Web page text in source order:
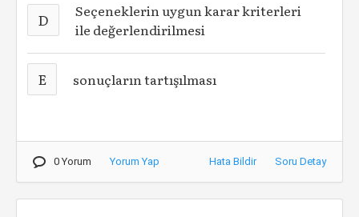
D
Seçeneklerin uygun karar kriterleri
ile değerlendirilmesi
E sonuçların tartışılması
0 Yorum Yorum Yap Hata Bildir Soru Detay